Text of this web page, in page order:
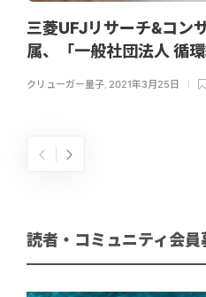
三菱UFJリサーチ&コン
属、「一般社団法人 循
クリューガー量子, 2021年3月25日
読者・コミュニティ会員